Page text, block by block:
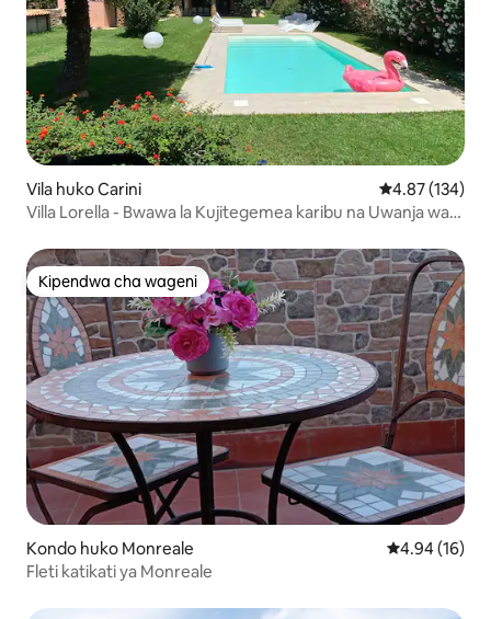
Vila huko Carini Ukadiriaji wa
4.87 (134)
Villa Lorella - Bwawa la Kujitegemea karibu na Uwanja wa
Kipendwa cha wageni
Kipendwa cha wageni
Kondo huko Monreale Ukadiriaji wa
4.94 (16)
Fleti katikati ya Monreale